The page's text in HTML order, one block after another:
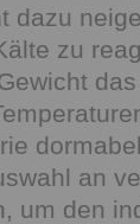
dazu
zu
an
um den